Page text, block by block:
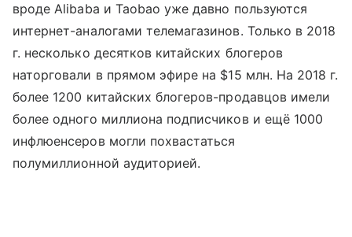
вроде Alibaba и Taobao уже давно пользуются
интернет-аналогами телемагазинов. Только в 2018
г. несколько десятков китайских блогеров
наторговали в прямом эфире на $15 млн. На 2018 г.
более 1200 китайских блогеров-продавцов имели
более одного миллиона подписчиков и ещё 1000
инфлюенсеров могли похвастаться
полумиллионной аудиторией.